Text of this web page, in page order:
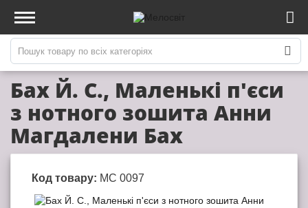
Бах Й. С., Маленькі п'єси
з нотного зошита Анни
Магдалени Бах
Код товару: МС 0097